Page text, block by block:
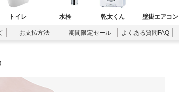
トイレ 水栓 乾太くん 壁掛エアコン
お支払方法 期間限定セール よくある質問FAQ